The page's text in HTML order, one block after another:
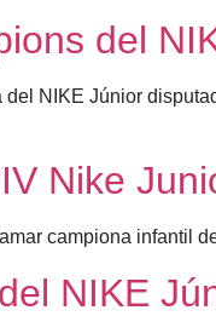
del
NIKE Júnior
Nike
campiona infantil
NIKE